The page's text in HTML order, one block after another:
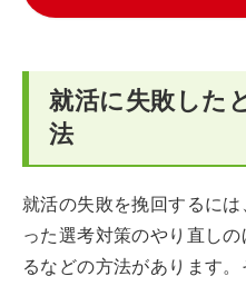
就活に失敗した
法
就活の失敗を挽回するに
った選考対策のやり直し
るなどの方法があります